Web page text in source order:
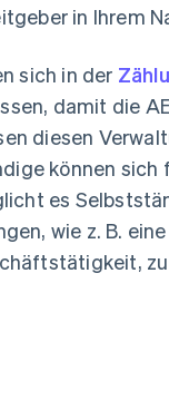
in Ihrem
sich in der
damit die
diesen
können
es
wie z. B.